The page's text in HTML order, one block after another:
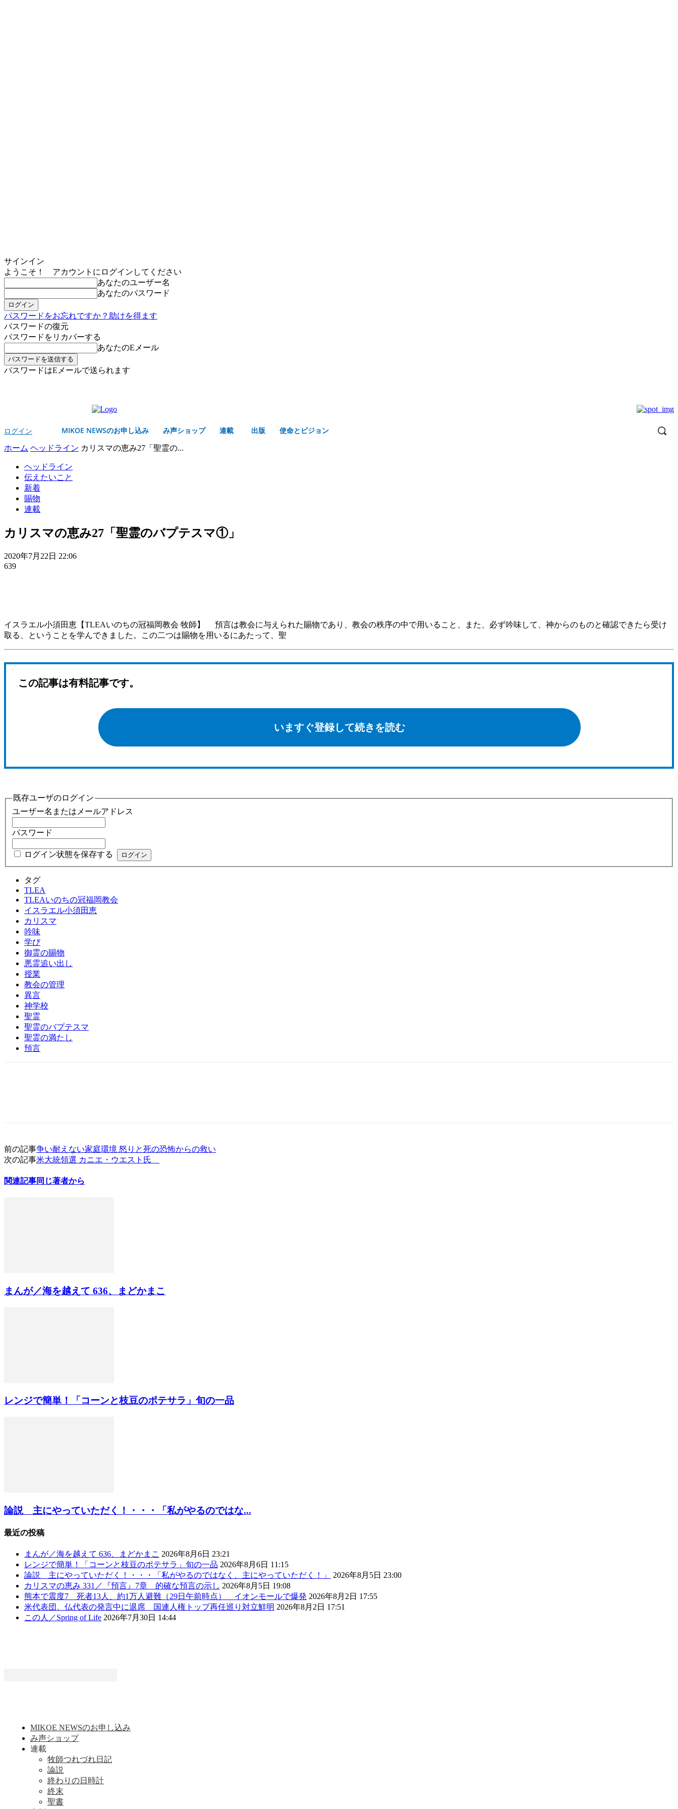
サインイン
ようこそ！ アカウントにログインしてください
あなたのユーザー名
あなたのパスワード
パスワードをお忘れですか？助けを得ます
パスワードの復元
パスワードをリカバーする
あなたのEメール
パスワードはEメールで送られます
ログイン MIKOE NEWSのお申し込み み声ショップ 連載 出版 使命とビジョン
ホーム ヘッドライン カリスマの恵み27「聖霊の...
ヘッドライン
伝えたいこと
新着
賜物
連載
カリスマの恵み27「聖霊のバプテスマ①」
2020年7月22日 22:06
639
イスラエル小須田恵【TLEAいのちの冠福岡教会 牧師】 預言は教会に与えられた賜物であり、教会の秩序の中で用いること、また、必ず吟味して、神からのものと確認できたら受け
取る、ということを学んできました。この二つは賜物を用いるにあたって、聖
この記事は有料記事です。
いますぐ登録して続きを読む
既存ユーザのログイン
ユーザー名またはメールアドレス
パスワード
ログイン状態を保存する
タグ
TLEA
TLEAいのちの冠福岡教会
イスラエル小須田恵
カリスマ
吟味
学び
御霊の賜物
悪霊追い出し
授業
教会の管理
異言
神学校
聖霊
聖霊のバプテスマ
聖霊の満たし
預言
前の記事争い耐えない家庭環境 怒りと死の恐怖からの救い
次の記事米大統領選 カニエ・ウエスト氏
関連記事同じ著者から
まんが／海を越えて 636、まどかまこ
レンジで簡単！「コーンと枝豆のポテサラ」旬の一品
論説 主にやっていただく！・・・「私がやるのではな...
最近の投稿
まんが／海を越えて 636、まどかまこ 2026年8月6日 23:21
レンジで簡単！「コーンと枝豆のポテサラ」旬の一品 2026年8月6日 11:15
論説 主にやっていただく！・・・「私がやるのではなく、主にやっていただく！」
2026年8月5日 23:00
カリスマの恵み 331／『預言』7章 的確な預言の示し 2026年8月5日 19:08
熊本で震度7 死者13人、約1万人避難（29日午前時点） イオンモールで爆発 2026年8月2日 17:55
米代表団、仏代表の発言中に退席 国連人権トップ再任巡り対立鮮明 2026年8月2日 17:51
この人／Spring of Life 2026年7月30日 14:44
MIKOE NEWSのお申し込み
み声ショップ
連載
牧師つれづれ日記
論説
終わりの日時計
終末
聖書